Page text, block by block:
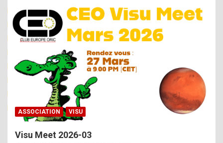
i
n
e
R
o
ASSOCIATION VISU
Visu Meet 2026-03